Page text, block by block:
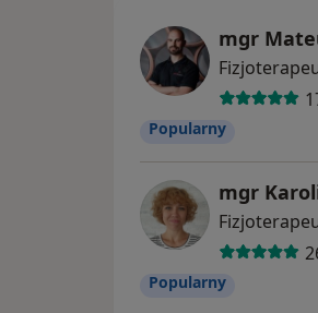
mgr
Popularny
mgr
Popularny